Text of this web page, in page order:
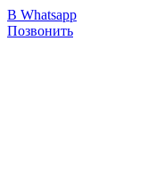
В Whatsapp
Позвонить